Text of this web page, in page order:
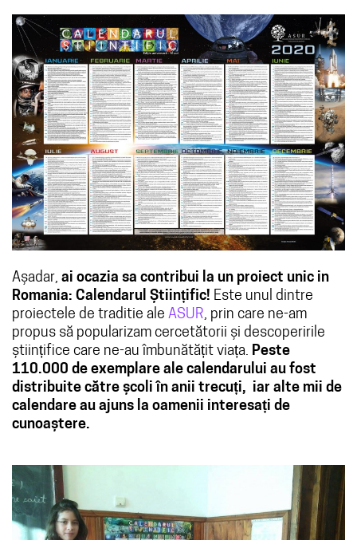
Așadar, ai ocazia sa contribui la un proiect unic in
Romania: Calendarul Științific! Este unul dintre
proiectele de traditie ale ASUR, prin care ne-am
propus să popularizam cercetătorii și descoperirile
științifice care ne-au îmbunătățit viața. Peste
110.000 de exemplare ale calendarului au fost
distribuite către școli în anii trecuți, iar alte mii de
calendare au ajuns la oamenii interesați de
cunoaștere.